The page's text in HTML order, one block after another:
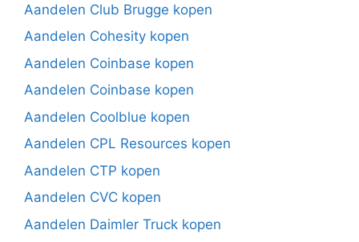
Aandelen Club Brugge kopen
Aandelen Cohesity kopen
Aandelen Coinbase kopen
Aandelen Coinbase kopen
Aandelen Coolblue kopen
Aandelen CPL Resources kopen
Aandelen CTP kopen
Aandelen CVC kopen
Aandelen Daimler Truck kopen